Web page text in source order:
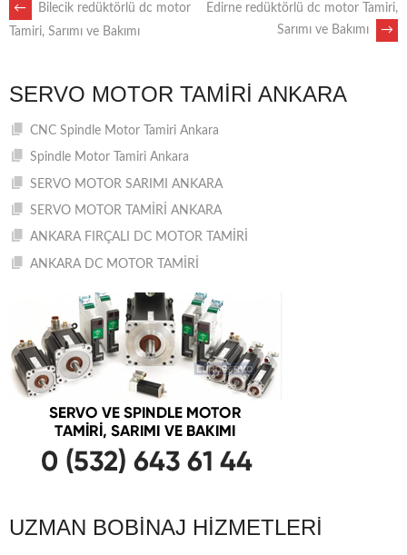
POST
←
Bilecik redüktörlü dc motor
Tamiri, Sarımı ve Bakımı
Edirne redüktörlü dc motor Tamiri,
Sarımı ve Bakımı
→
SERVO MOTOR TAMIRI ANKARA
CNC Spindle Motor Tamiri Ankara
Spindle Motor Tamiri Ankara
SERVO MOTOR SARIMI ANKARA
SERVO MOTOR TAMİRİ ANKARA
ANKARA FIRÇALI DC MOTOR TAMİRİ
ANKARA DC MOTOR TAMİRİ
UZMAN BOBINAJ HIZMETLERI